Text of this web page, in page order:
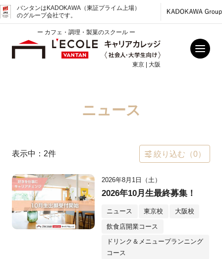
バンタンはKADOKAWA（東証プライム上場）
のグループ会社です。
ー カフェ・調理・製菓のスクール ー
東京 | 大阪
ニュース
表示中： 2件 絞り込む（0）
2026年8月1日（土）
2026年10月生最終募集！
ニュース 東京校 大阪校
飲食店開業コース
ドリンク＆メニュープランニング
コース